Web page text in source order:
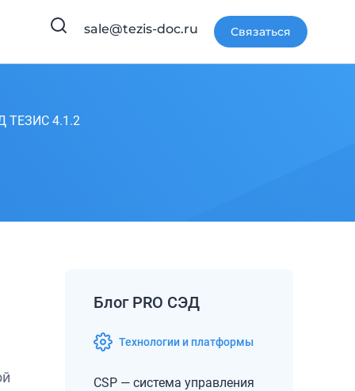
sale@tezis-doc.ru Связаться
ТЕЗИС 4.1.2
Блог PRO СЭД
Технологии и платформы
CSP — система управления